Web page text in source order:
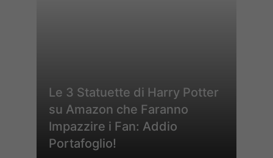
Le 3 Statuette di Harry Potter
su Amazon che Faranno
Impazzire i Fan: Addio
Portafoglio!